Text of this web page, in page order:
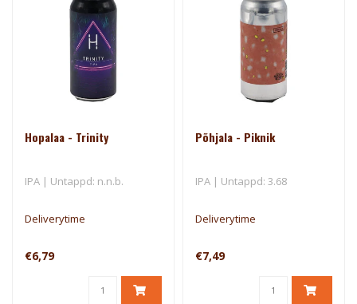
Hopalaa - Trinity
IPA | Untappd: n.n.b.
Deliverytime
€6,79
Põhjala - Piknik
IPA | Untappd: 3.68
Deliverytime
€7,49